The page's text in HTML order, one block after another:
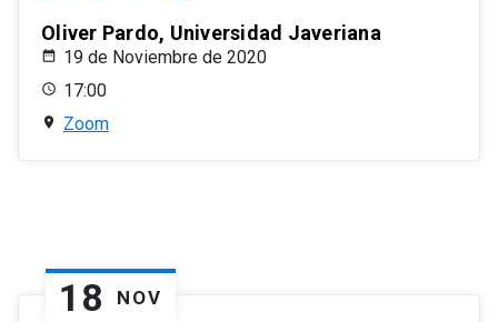
Oliver Pardo, Universidad Javeriana
19 de Noviembre de 2020
17:00
Zoom
18 NOV